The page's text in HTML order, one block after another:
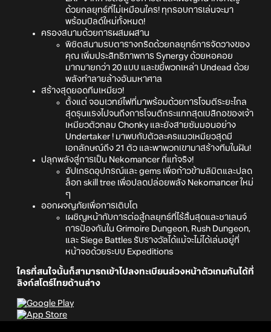
ด้วยกลยุทธ์ที่ไม่เหมือนใคร! ทุกรอบการเล่นจะมา
พร้อมบิลด์ใหม่ทั้งหมด!
ครองสนามด้วยการผสมผสาน
พิชิตสนามรบตารางกริดด้วยกลยุทธ์การจัดวางของ
คุณ เพิ่มประสิทธิภาพการ Synergy ด้วยหอคอย
มากมายกว่า 20 แบบ และขยี้พวกเหล่า Undead ด้วย
พลังทำลายล้างอันมหาศาล
สร้างสุดยอดทีมเหมียว!
ตั้งแต่ จอมเวทย์ไฟที่มาพร้อมด้วยการโจมตีระยะไกล
สุดรุนแรงไปจนถึงการโจมตีกระแทกสุดเบสิกอของเจ้า
เหมียวตัวกลม Chonky และยังสายซัมมอนอย่าง
Undertaker ! มาพบกับตัวละครแมวเหมียวสุดมี
เอกลักษณ์ถึง 21 ตัว และพาพวกเขามาสร้างทีมในฝัน!
ปลุกพลังสู่การเป็น Nekomancer ที่แท้จริง!
อัปเกรดอุปกรณ์และ gems เพื่อก้าวข้ามลิมิตและปลด
ล็อก skill tree เพื่อปลดปล่อยพลัง Nekomancer ใหม่
ๆ
ออกผจญภัยเพื่อการเติบโต
เผชิญหน้ากับการต่อสู้กลยุทธ์ที่ไร้สิ้นสุดและชาเลนจ์
การป้องกันใน Grimoire Dungeon, Rush Dungeon,
และ Siege Battles รับรางวัลได้แม้จะไม่ได้เล่นอยู่ที่
หน้าจอด้วยระบบ Expeditions
ใครที่สนใจนั้นก็สามารถเข้าไปลงทะเบียนล่วงหน้าตัวเกมกันได้ที่
ลิงก์สโตร์ไทยด้านล่าง